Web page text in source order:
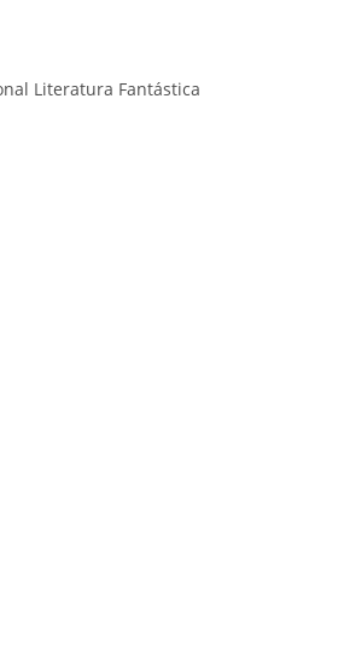
Literatura Fantástica